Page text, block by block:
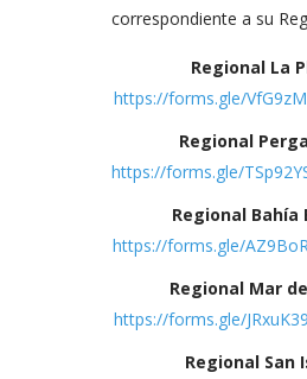
correspondiente a su
Regional La
https://forms.gle/
Regional
https://forms.gle/
Regional Bahía
https://forms.gle/
Regional Mar
https://forms.gle/
Regional San